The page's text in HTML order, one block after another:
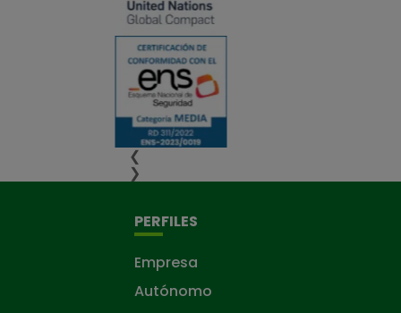
❮
❯
PERFILES
Empresa
Autónomo